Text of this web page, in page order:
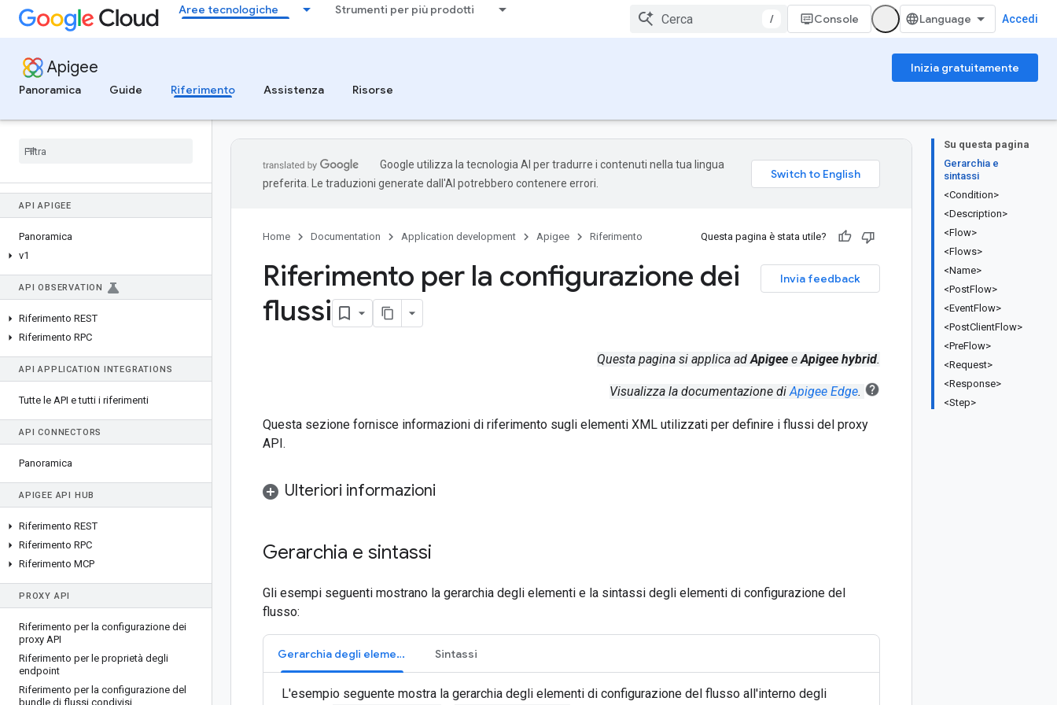
Aree tecnologiche Strumenti per più prodotti
/ Console Accedi
Apigee
Inizia gratuitamente
Panoramica
Guide Riferimento Assistenza Risorse
API APIGEE
Panoramica
v1
API OBSERVATION
Riferimento REST
Riferimento RPC
API APPLICATION INTEGRATIONS
Tutte le API e tutti i riferimenti
API CONNECTORS
Panoramica
APIGEE API HUB
Riferimento REST
Riferimento RPC
Riferimento MCP
PROXY API
Riferimento per la configurazione dei
proxy API
Riferimento per le proprietà degli
endpoint
Riferimento per la configurazione del
bundle di flussi condivisi
Su questa pagina
Gerarchia e
sintassi
<Condition>
<Description>
<Flow>
<Flows>
<Name>
<PostFlow>
<EventFlow>
<PostClientFlow>
<PreFlow>
<Request>
<Response>
<Step>
Google utilizza la tecnologia AI per tradurre i contenuti nella tua lingua
preferita. Le traduzioni generate dall'AI potrebbero contenere errori.
Home Documentation Application development Apigee Riferimento Questa pagina è stata utile?
Invia feedback
Riferimento per la configurazione dei
flussi
Questa pagina si applica adApigee eApigee hybrid.
Visualizza la documentazione diApigee Edge.
Questa sezione fornisce informazioni di riferimento sugli elementi XML utilizzati per definire i flussi del proxy
API.
Ulteriori informazioni
Gerarchia e sintassi
Gli esempi seguenti mostrano la gerarchia degli elementi e la sintassi degli elementi di configurazione del
flusso:
Gerarchia degli elementi Sintassi
L'esempio seguente mostra la gerarchia degli elementi di configurazione del flusso all'interno degli